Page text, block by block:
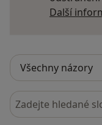
Další
Hledejte v názorech